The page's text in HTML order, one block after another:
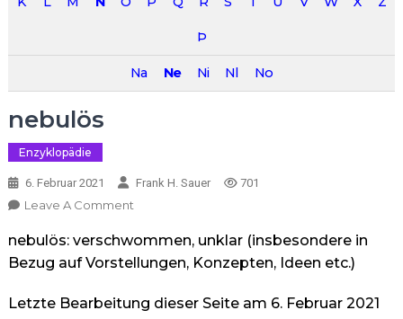
Þ
Na Ne Ni Nl No
nebulös
Enzyklopädie
6. Februar 2021 Frank H. Sauer 701
Leave A CommentOn
nebulös: verschwommen, unklar (insbesondere in
Bezug auf Vorstellungen, Konzepten, Ideen etc.)
Letzte Bearbeitung dieser Seite am 6. Februar 2021